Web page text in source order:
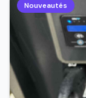
Nouveautés